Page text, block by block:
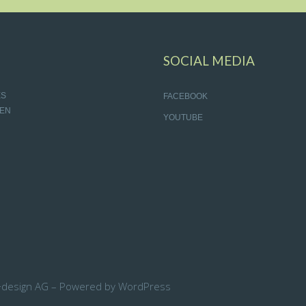
SOCIAL MEDIA
FACEBOOK
YOUTUBE
AG – Powered by WordPress